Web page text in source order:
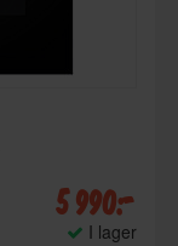
5 990:-
I lager